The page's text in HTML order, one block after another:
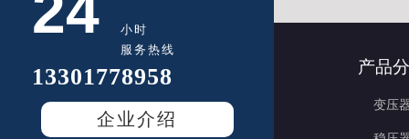
小时
服务热线
13301778958
企业介绍
产品
变压